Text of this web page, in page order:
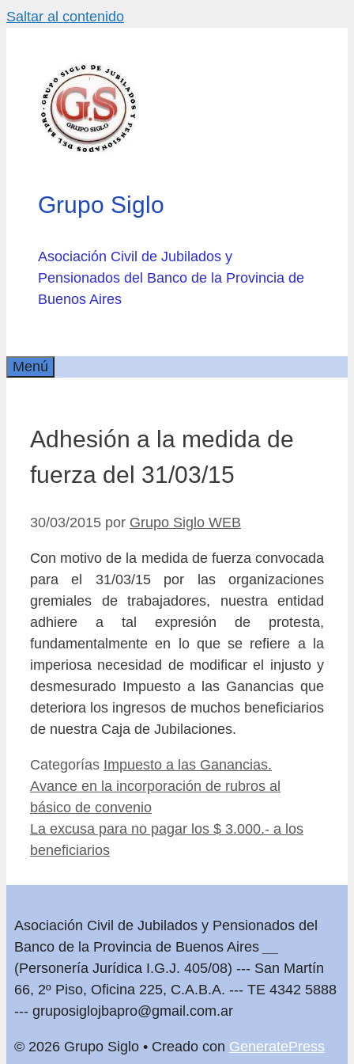
Saltar al contenido
Grupo Siglo
Asociación Civil de Jubilados y
Pensionados del Banco de la Provincia de
Buenos Aires
Menú
Adhesión a la medida de
fuerza del 31/03/15
30/03/2015 por Grupo Siglo WEB
Con motivo de la medida de fuerza convocada
para el 31/03/15 por las organizaciones
gremiales de trabajadores, nuestra entidad
adhiere a tal expresión de protesta,
fundamentalmente en lo que se refiere a la
imperiosa necesidad de modificar el injusto y
desmesurado Impuesto a las Ganancias que
deteriora los ingresos de muchos beneficiarios
de nuestra Caja de Jubilaciones.
Categorías Impuesto a las Ganancias.
Avance en la incorporación de rubros al
básico de convenio
La excusa para no pagar los $ 3.000.- a los
beneficiarios
Asociación Civil de Jubilados y Pensionados del
Banco de la Provincia de Buenos Aires
(Personería Jurídica I.G.J. 405/08) --- San Martín
66, 2º Piso, Oficina 225, C.A.B.A. --- TE 4342 5888
--- gruposiglojbapro@gmail.com.ar
© 2026 Grupo Siglo • Creado con GeneratePress